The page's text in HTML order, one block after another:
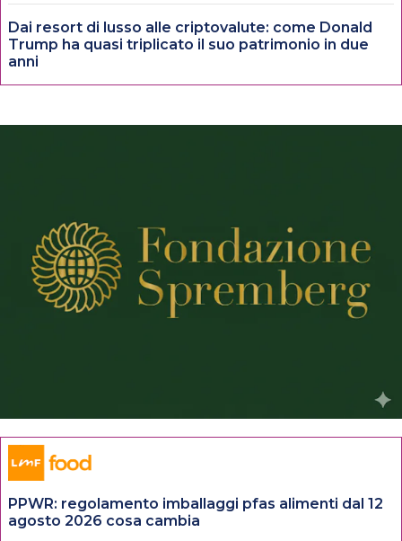
Dai resort di lusso alle criptovalute: come Donald
Trump ha quasi triplicato il suo patrimonio in due
anni
PPWR: regolamento imballaggi pfas alimenti dal 12
agosto 2026 cosa cambia